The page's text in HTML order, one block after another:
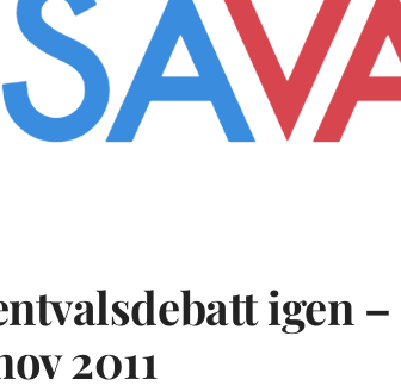
igen –
2011